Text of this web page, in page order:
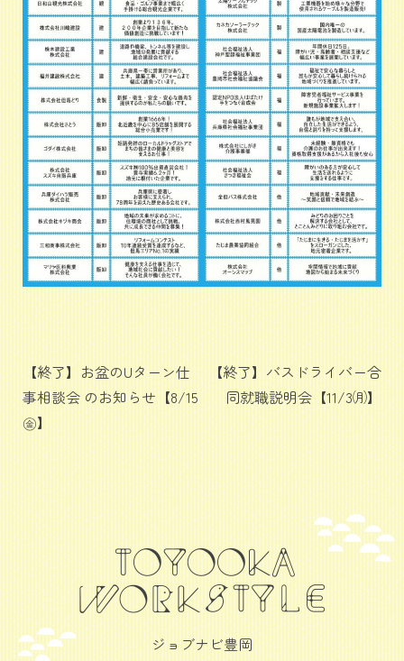
投
稿
ナ
ビ
ゲ
ー
シ
ョ
ン
【終了】お盆のUターン仕
事相談会 のお知らせ【8/15
㊎】
【終了】バスドライバー合
同就職説明会【11/3㈪】
ジョブナビ豊岡